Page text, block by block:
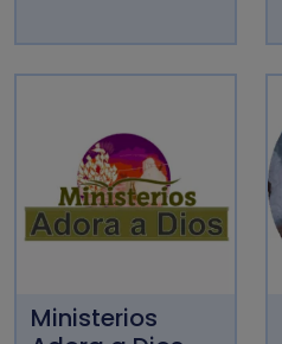
Ministerios